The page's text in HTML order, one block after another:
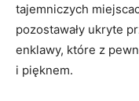
tajemniczych
pozostawały ukryte
enklawy, które ⁢z
i pięknem.